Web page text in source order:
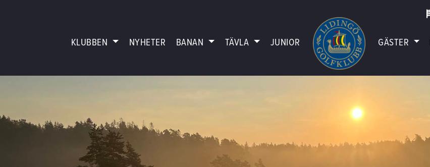
KLUBBEN NYHETER BANAN TÄVLA JUNIOR GÄSTER